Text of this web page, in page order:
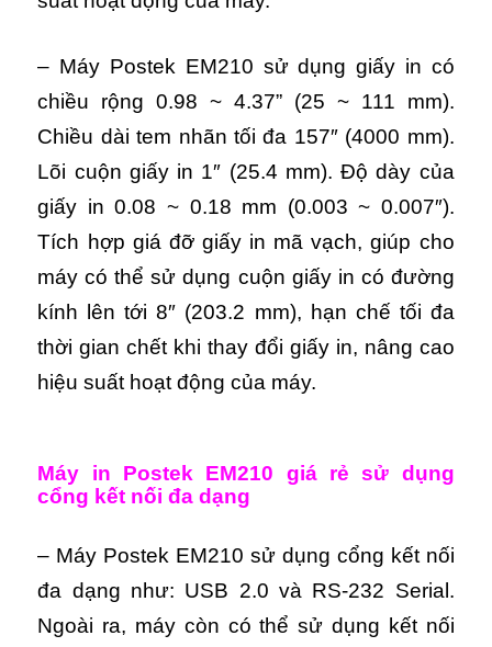
– Máy Postek EM210 sử dụng giấy in có
chiều rộng 0.98 ~ 4.37” (25 ~ 111 mm).
Chiều dài tem nhãn tối đa 157″ (4000 mm).
Lõi cuộn giấy in 1″ (25.4 mm). Độ dày của
giấy in 0.08 ~ 0.18 mm (0.003 ~ 0.007″).
Tích hợp giá đỡ giấy in mã vạch, giúp cho
máy có thể sử dụng cuộn giấy in có đường
kính lên tới 8″ (203.2 mm), hạn chế tối đa
thời gian chết khi thay đổi giấy in, nâng cao
hiệu suất hoạt động của máy.
Máy in Postek EM210 giá rẻ sử dụng
cổng kết nối đa dạng
– Máy Postek EM210 sử dụng cổng kết nối
đa dạng như: USB 2.0 và RS-232 Serial.
Ngoài ra, máy còn có thể sử dụng kết nối